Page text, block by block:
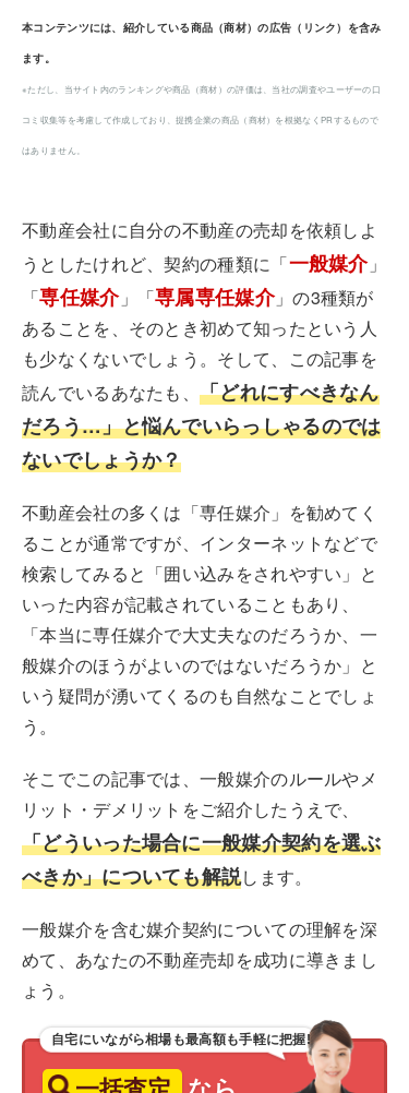
本コンテンツには、紹介している商品（商材）の広告（リンク）を含み
ます。
※ただし、当サイト内のランキングや商品（商材）の評価は、当社の調査やユーザーの口
コミ収集等を考慮して作成しており、提携企業の商品（商材）を根拠なくPRするもので
はありません。
不動産会社に自分の不動産の売却を依頼しよ
うとしたけれど、契約の種類に「一般媒介」
「専任媒介」「専属専任媒介」の3種類が
あることを、そのとき初めて知ったという人
も少なくないでしょう。そして、この記事を
読んでいるあなたも、 「どれにすべきなん
だろう…」と悩んでいらっしゃるのでは
ないでしょうか？
不動産会社の多くは「専任媒介」を勧めてく
ることが通常ですが、インターネットなどで
検索してみると「囲い込みをされやすい」と
いった内容が記載されていることもあり、
「本当に専任媒介で大丈夫なのだろうか、一
般媒介のほうがよいのではないだろうか」と
いう疑問が湧いてくるのも自然なことでしょ
う。
そこでこの記事では、一般媒介のルールやメ
リット・デメリットをご紹介したうえで、
「どういった場合に一般媒介契約を選ぶ
べきか」についても解説します。
一般媒介を含む媒介契約についての理解を深
めて、あなたの不動産売却を成功に導きまし
ょう。
自宅にいながら相場も最高額も手軽に把握!